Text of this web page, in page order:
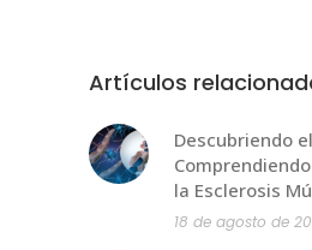
Artículos
Descubriendo
la Esclerosis
18 de agosto de